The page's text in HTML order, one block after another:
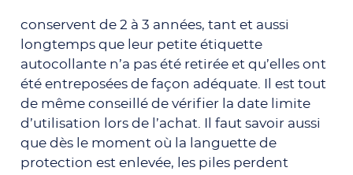
conservent de 2 à 3 années, tant et aussi
longtemps que leur petite étiquette
autocollante n’a pas été retirée et qu’elles ont
été entreposées de façon adéquate. Il est tout
de même conseillé de vérifier la date limite
d’utilisation lors de l’achat. Il faut savoir aussi
que dès le moment où la languette de
protection est enlevée, les piles perdent